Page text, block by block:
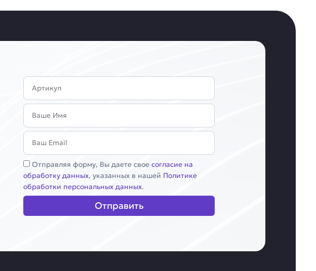
Артикул
Имя
Email
Соглашение
Отправляя форму, Вы даете своесогласие на
обработку данных, указанных в нашей Политике
обработки персональных данных.
Отправить